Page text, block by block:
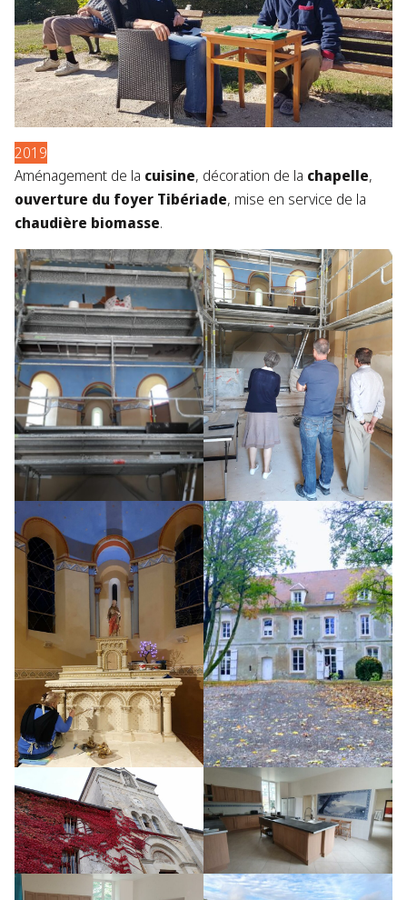
2019
Aménagement de la cuisine, décoration de la chapelle,
ouverture du foyer Tibériade, mise en service de la
chaudière biomasse.